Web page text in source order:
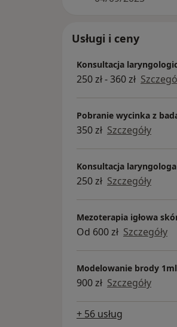
Usługi i ceny
Konsultacja
250 zł - 360 zł
Pobranie wycinka z
350 zł Szczegóły
Konsultacja
250 zł Szczegóły
Mezoterapia igłowa
Od 600 zł Szczegóły
Modelowanie brody 1ml
900 zł Szczegóły
+ 56 usług